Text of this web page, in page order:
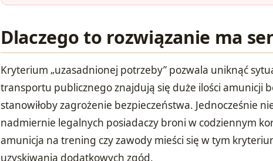
Dlaczego to rozwiązanie ma
Kryterium „uzasadnionej potrzeby” pozwala uniknąć
transportu publicznego znajdują się duże ilości amunicji
stanowiłoby zagrożenie bezpieczeństwa. Jednocześnie
nadmiernie legalnych posiadaczy broni w codziennym
amunicja na trening czy zawody mieści się w tym
uzyskiwania dodatkowych zgód.